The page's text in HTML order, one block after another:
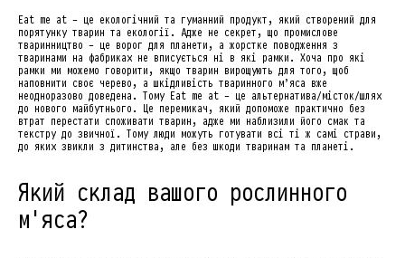
Eat me at - це екологічний та гуманний продукт, який створений для
порятунку тварин та екології. Адже не секрет, що промислове
тваринництво - це ворог для планети, а жорстке поводження з
тваринами на фабриках не вписується ні в які рамки. Хоча про які
рамки ми можемо говорити, якщо тварин вирощують для того, щоб
наповнити своє черево, а шкідливість тваринного м’яса вже
неодноразово доведена. Тому Eat me at - це альтернатива/місток/шлях
до нового майбутнього. Це перемикач, який допоможе практично без
втрат перестати споживати тварин, адже ми наблизили його смак та
текстру до звичної. Тому люди можуть готувати всі ті ж самі страви,
до яких звикли з дитинства, але без шкоди тваринам та планеті.
Який склад вашого рослинного
м'яса?